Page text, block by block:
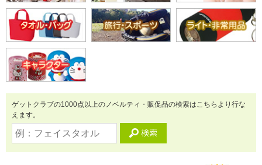
ゲットクラブの1000点以上のノベルティ・販促品の検索はこちらより行な
えます。